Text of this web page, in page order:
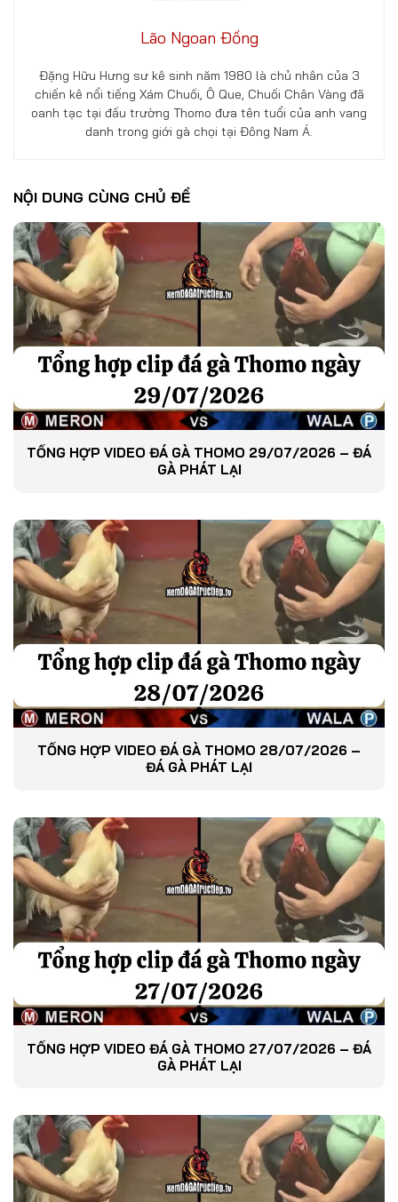
Lão Ngoan Đồng
Đặng Hữu Hưng sư kê sinh năm 1980 là chủ nhân của 3
chiến kê nổi tiếng Xám Chuối, Ô Que, Chuối Chân Vàng đã
oanh tạc tại đấu trường Thomo đưa tên tuổi của anh vang
danh trong giới gà chọi tại Đông Nam Á.
NỘI DUNG CÙNG CHỦ ĐỀ
TỔNG HỢP VIDEO ĐÁ GÀ THOMO 29/07/2026 – ĐÁ
GÀ PHÁT LẠI
TỔNG HỢP VIDEO ĐÁ GÀ THOMO 28/07/2026 –
ĐÁ GÀ PHÁT LẠI
TỔNG HỢP VIDEO ĐÁ GÀ THOMO 27/07/2026 – ĐÁ
GÀ PHÁT LẠI